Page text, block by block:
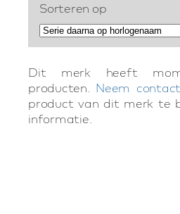
Sorteren op
Dit merk heeft
producten. Neem
product van dit merk te
informatie.